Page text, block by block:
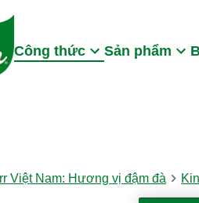
Công thức Sản phẩm
Việt Nam: Hương vị đậm đà